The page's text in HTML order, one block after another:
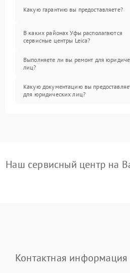
Какую гарантию вы предоставляете?
В каких районах Уфы располагаются
сервисные центры Leica?
Выполняете ли вы ремонт для
лиц?
Какую документацию вы
для юридических лиц?
Наш сервисный центр на
Контактная информация